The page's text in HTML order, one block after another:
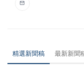
精選新聞稿 最新新聞